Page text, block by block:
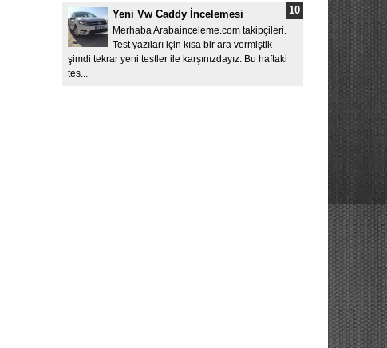
Yeni Vw Caddy İncelemesi
Merhaba Arabainceleme.com takipçileri.
Test yazıları için kısa bir ara vermiştik
şimdi tekrar yeni testler ile karşınızdayız. Bu haftaki
tes...